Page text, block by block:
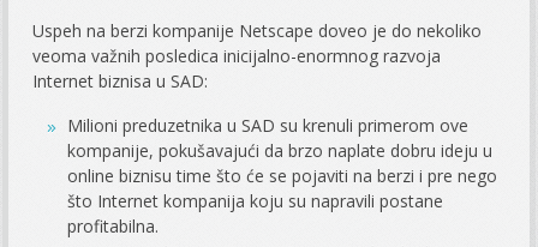
Uspeh na berzi kompanije Netscape doveo je do nekoliko
veoma važnih posledica inicijalno-enormnog razvoja
Internet biznisa u SAD:
Milioni preduzetnika u SAD su krenuli primerom ove
kompanije, pokušavajući da brzo naplate dobru ideju u
online biznisu time što će se pojaviti na berzi i pre nego
što Internet kompanija koju su napravili postane
profitabilna.